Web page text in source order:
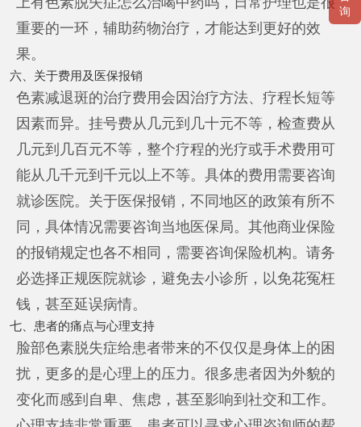
重要的一环，辅助药物治疗，才能达到更好的效
果。
六、关于费用及医保报销
色素减退斑的治疗费用会因治疗方法、疗程长短等
因素而异。挂号费从几元到几十元不等，检查费从
几元到几百元不等，整个疗程的光疗或手术费用可
能从几千元到千元以上不等。具体的费用需要咨询
就诊医院。关于医保报销，不同地区的政策有所不
同，具体情况需要咨询当地医保局。其他商业保险
的报销规定也各不相同，需要咨询保险机构。请务
必选择正规医院就诊，避免去小诊所，以免花冤枉
钱，甚至延误病情。
七、患者的痛点与心理支持
脸部色素脱失症给患者带来的不仅仅是身体上的困
扰，更多的是心理上的压力。很多患者因为外貌的
变化而感到自卑、焦虑，甚至影响到社交和工作。
询